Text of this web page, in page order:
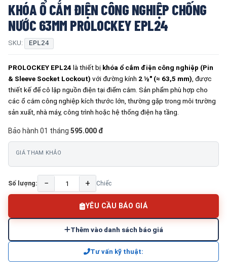
KHÓA Ổ CẮM ĐIỆN CÔNG NGHIỆP CHỐNG
NƯỚC 63MM PROLOCKEY EPL24
SKU: EPL24
PROLOCKEY EPL24 là thiết bị khóa ổ cắm điện công nghiệp (Pin
& Sleeve Socket Lockout) với đường kính 2 ½″ (≈ 63,5 mm) , được
thiết kế để cô lập nguồn điện tại điểm cắm. Sản phẩm phù hợp cho
các ổ cắm công nghiệp kích thước lớn, thường gặp trong môi trường
sản xuất, nhà máy, công trình hoặc hệ thống điện hạ tầng.
Bảo hành 01 tháng 595.000 đ
GIÁ THAM KHẢO
Số lượng: − + Chiếc
YÊU CẦU BÁO GIÁ
Thêm vào danh sách báo giá
Tư vấn kỹ thuật: